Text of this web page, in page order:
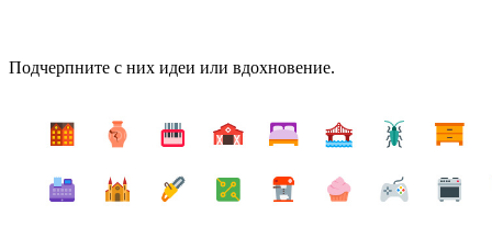
Подчерпните с них идеи или вдохновение.